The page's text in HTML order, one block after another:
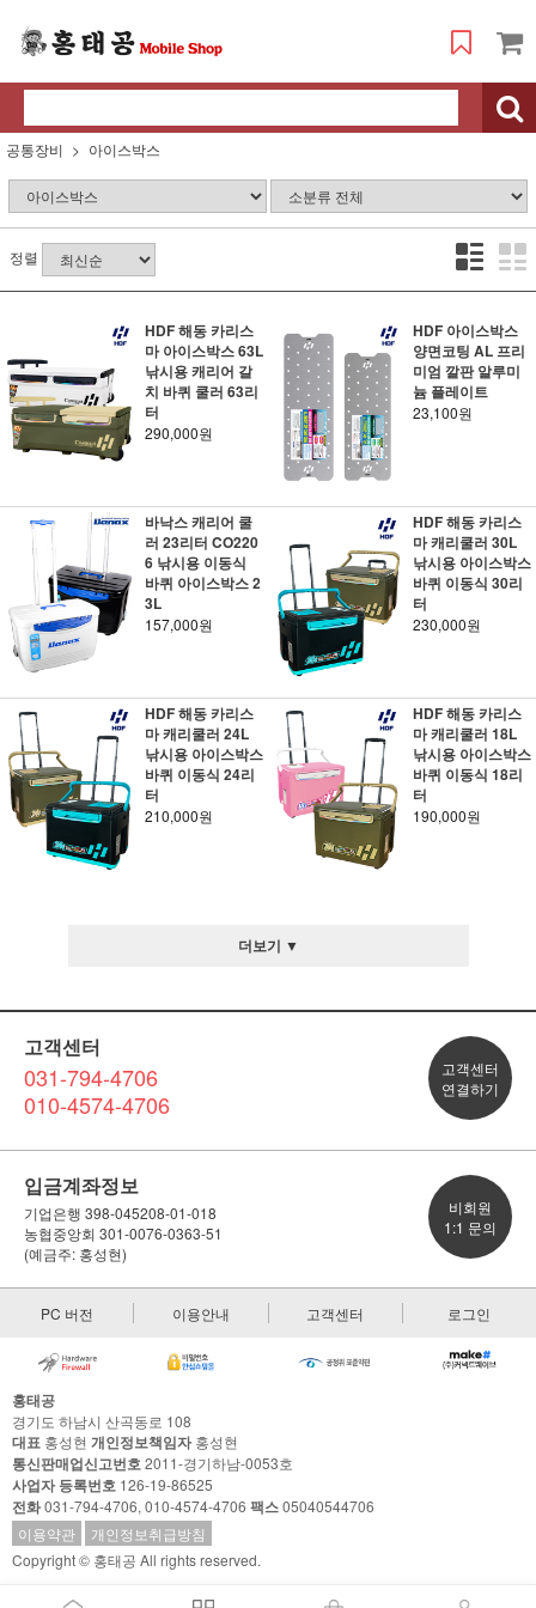
공통장비 아이스박스
정렬
HDF 해동 카리스
마 아이스박스 63L
낚시용 캐리어 갈
치 바퀴 쿨러 63리
터
290,000원
HDF 아이스박스
양면코팅 AL 프리
미엄 깔판 알루미
늄 플레이트
23,100원
바낙스 캐리어 쿨
러 23리터 CO220
6 낚시용 이동식
바퀴 아이스박스 2
3L
157,000원
HDF 해동 카리스
마 캐리쿨러 30L
낚시용 아이스박스
바퀴 이동식 30리
터
230,000원
HDF 해동 카리스
마 캐리쿨러 24L
낚시용 아이스박스
바퀴 이동식 24리
터
210,000원
HDF 해동 카리스
마 캐리쿨러 18L
낚시용 아이스박스
바퀴 이동식 18리
터
190,000원
더보기 ▼
고객센터
031-794-4706
010-4574-4706
고객센터
연결하기
입금계좌정보
기업은행 398-045208-01-018
농협중앙회 301-0076-0363-51
(예금주: 홍성현)
비회원
1:1 문의
PC 버전 이용안내 고객센터 로그인
홍태공
경기도 하남시 산곡동로 108
대표 홍성현 개인정보책임자홍성현
통신판매업신고번호2011-경기하남-0053호
사업자 등록번호 126-19-86525
전화031-794-4706, 010-4574-4706 팩스05040544706
이용약관
개인정보취급방침
Copyright © 홍태공 All rights reserved.